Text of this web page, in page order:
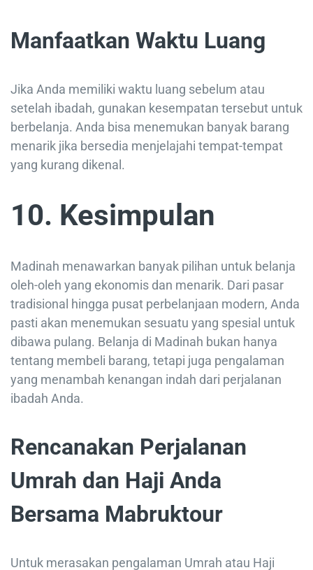
Manfaatkan Waktu Luang
Jika Anda memiliki waktu luang sebelum atau
setelah ibadah, gunakan kesempatan tersebut untuk
berbelanja. Anda bisa menemukan banyak barang
menarik jika bersedia menjelajahi tempat-tempat
yang kurang dikenal.
10. Kesimpulan
Madinah menawarkan banyak pilihan untuk belanja
oleh-oleh yang ekonomis dan menarik. Dari pasar
tradisional hingga pusat perbelanjaan modern, Anda
pasti akan menemukan sesuatu yang spesial untuk
dibawa pulang. Belanja di Madinah bukan hanya
tentang membeli barang, tetapi juga pengalaman
yang menambah kenangan indah dari perjalanan
ibadah Anda.
Rencanakan Perjalanan
Umrah dan Haji Anda
Bersama Mabruktour
Untuk merasakan pengalaman Umrah atau Haji